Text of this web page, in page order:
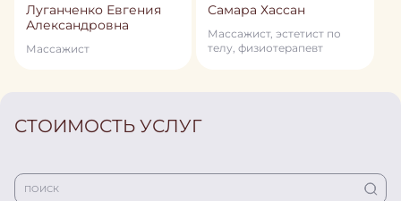
Луганченко Евгения
Александровна
Массажист
Самара Хасcан
Массажист, эстетист по
телу, физиотерапевт
СТОИМОСТЬ УСЛУГ